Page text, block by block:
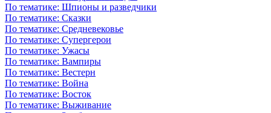
По тематике: Шпионы и разведчики
По тематике: Сказки
По тематике: Средневековье
По тематике: Супергерои
По тематике: Ужасы
По тематике: Вампиры
По тематике: Вестерн
По тематике: Война
По тематике: Восток
По тематике: Выживание